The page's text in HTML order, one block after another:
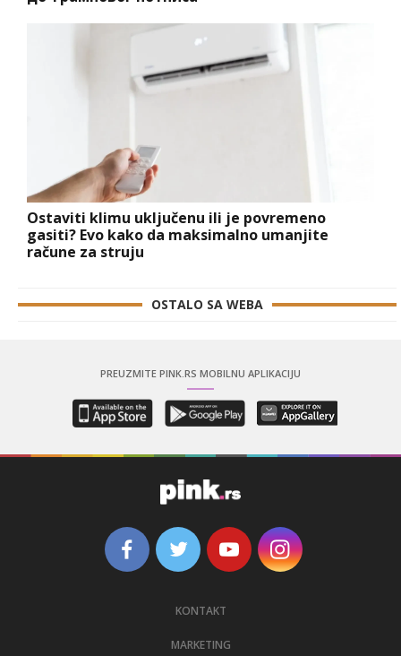
Ostaviti klimu uključenu ili je povremeno
gasiti? Evo kako da maksimalno umanjite
račune za struju
OSTALO SA WEBA
PREUZMITE PINK.RS MOBILNU APLIKACIJU
KONTAKT
MARKETING